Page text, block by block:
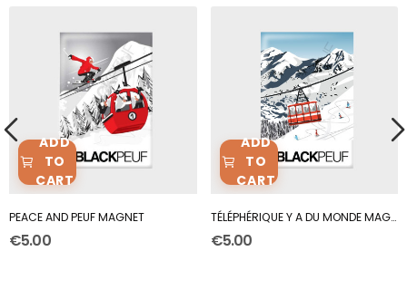
ADD
TO
CART
PEACE AND PEUF MAGNET
€5.00
ADD
TO
CART
TÉLÉPHÉRIQUE Y A DU MONDE MAGNET
€5.00